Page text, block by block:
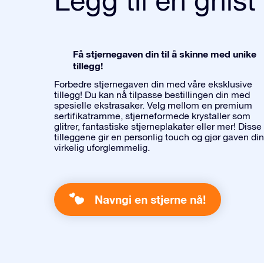
Få stjernegaven din til å skinne med unike
tillegg!
Forbedre stjernegaven din med våre eksklusive
tillegg! Du kan nå tilpasse bestillingen din med
spesielle ekstrasaker. Velg mellom en premium
sertifikatramme, stjerneformede krystaller som
glitrer, fantastiske stjerneplakater eller mer! Disse
tilleggene gir en personlig touch og gjør gaven din
virkelig uforglemmelig.
Navngi en stjerne nå!